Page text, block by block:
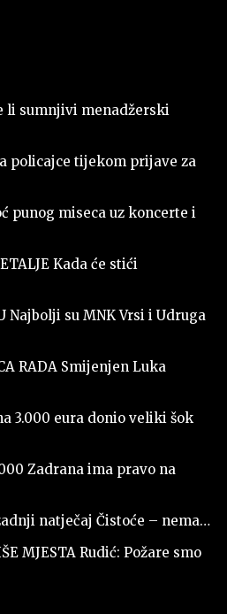
li sumnjivi menadžerski
policajce tijekom prijave za
punog miseca uz koncerte i
Kada će stići
Najbolji su MNK Vrsi i Udruga
RADA Smijenjen Luka
3.000 eura donio veliki šok
Zadrana ima pravo na
natječaj Čistoće – nema…
MJESTA Rudić: Požare smo